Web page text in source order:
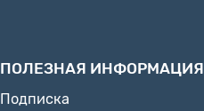
ПОЛЕЗНАЯ ИНФОРМАЦИЯ
Подписка